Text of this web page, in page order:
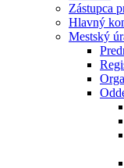
Zástupca
Hlavný
Mestský